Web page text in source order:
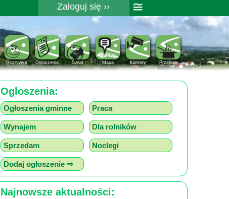
Zaloguj się ››
Rejestracja
Pomoc
≅
Przepisy
Kamery
Mapa
Świat
Ogloszenia
Rozrywka
Ogloszenia:
Ogłoszenia gminne Praca
Wynajem Dla rolników
Sprzedam Noclegi
Dodaj ogłoszenie ⇒
Najnowsze aktualności: